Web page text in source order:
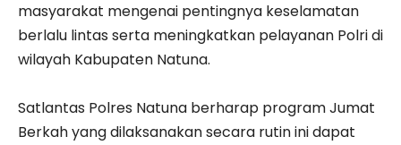
masyarakat mengenai pentingnya keselamatan
berlalu lintas serta meningkatkan pelayanan Polri di
wilayah Kabupaten Natuna.
‎Satlantas Polres Natuna berharap program Jumat
Berkah yang dilaksanakan secara rutin ini dapat